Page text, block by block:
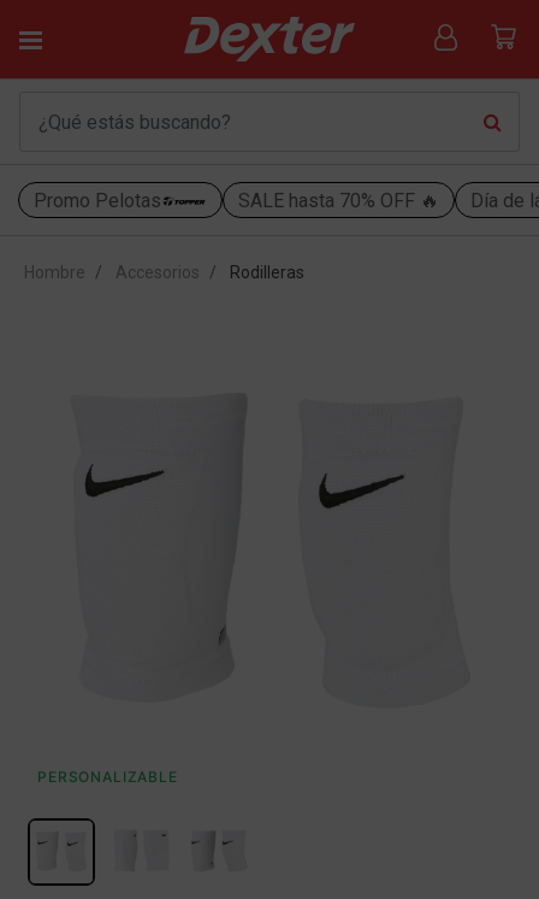
Promo Pelotas SALE hasta 70% OFF 🔥 Día de
Hombre Accesorios Rodilleras
PERSONALIZABLE